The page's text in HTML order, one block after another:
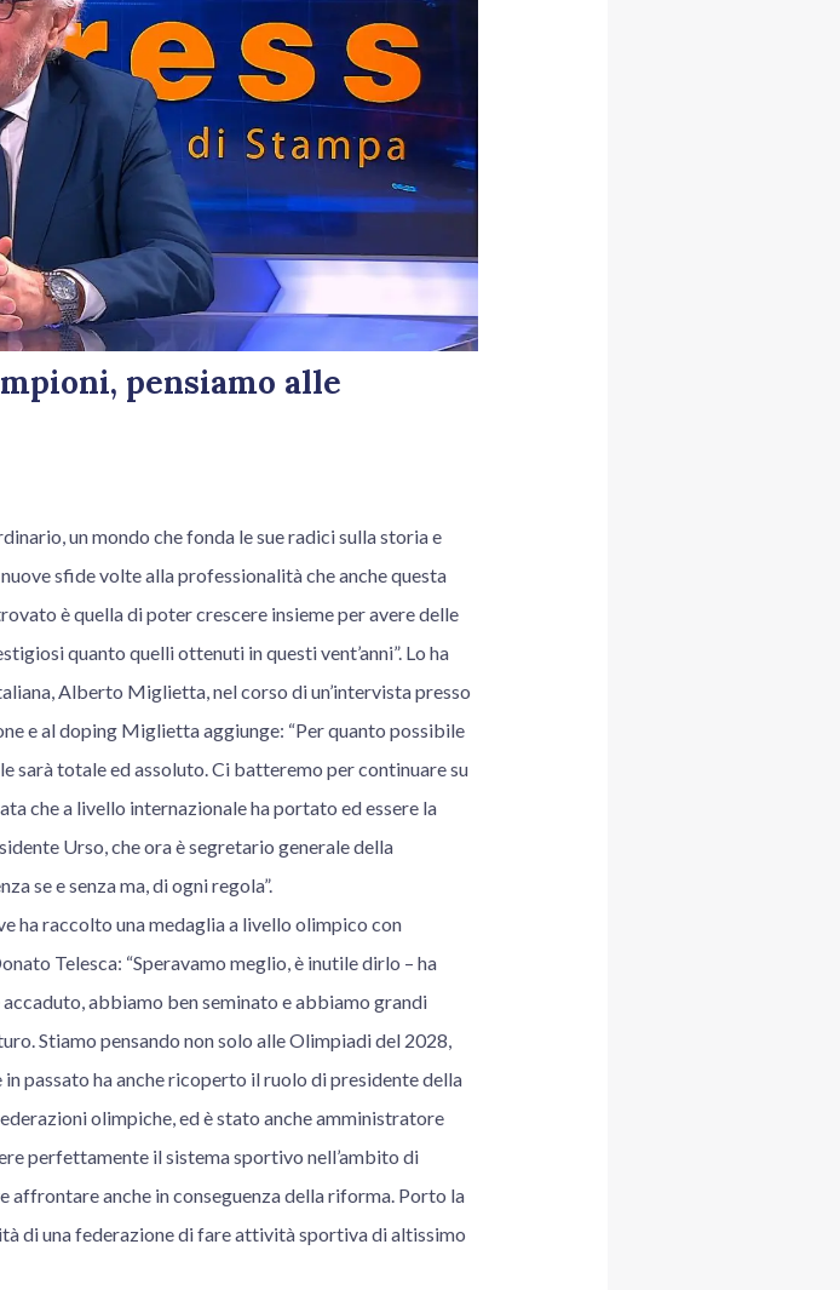
pensiamo alle
un mondo che fonda le sue radici sulla storia e
sfide volte alla professionalità che anche questa
è quella di poter crescere insieme per avere delle
quanto quelli ottenuti in questi vent’anni”. Lo ha
Alberto Miglietta, nel corso di un’intervista presso
e al doping Miglietta aggiunge: “Per quanto possibile
sarà totale ed assoluto. Ci batteremo per continuare su
che a livello internazionale ha portato ed essere la
Urso, che ora è segretario generale della
se e senza ma, di ogni regola”.
ha raccolto una medaglia a livello olimpico con
Telesca: “Speravamo meglio, è inutile dirlo – ha
abbiamo ben seminato e abbiamo grandi
Stiamo pensando non solo alle Olimpiadi del 2028,
in passato ha anche ricoperto il ruolo di presidente della
olimpiche, ed è stato anche amministratore
perfettamente il sistema sportivo nell’ambito di
anche in conseguenza della riforma. Porto la
di una federazione di fare attività sportiva di altissimo